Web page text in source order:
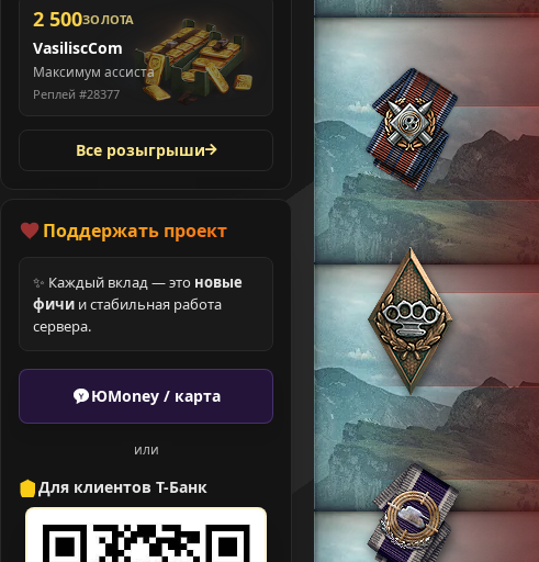
2 500ЗОЛОТА
VasiliscCom
Максимум ассиста
Реплей #28377
Все розыгрыши
Поддержать проект
✨ Каждый вклад — это новые
фичи и стабильная работа
сервера.
ЮMoney / карта
или
Для клиентов Т-Банк